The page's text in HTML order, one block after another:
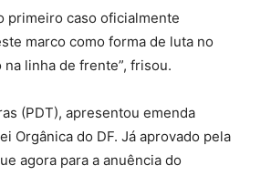
primeiro caso oficialmente
marco como forma de luta no
linha de frente”, frisou.
(PDT), apresentou emenda
Orgânica do DF. Já aprovado pela
agora para a anuência do